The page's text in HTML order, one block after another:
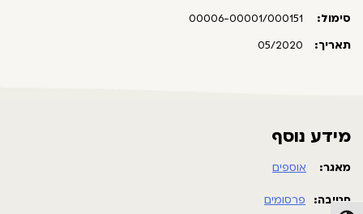
סימול:
תאריך:
מידע נוסף
מאגר: אוספים
חטיבה: פרסומים